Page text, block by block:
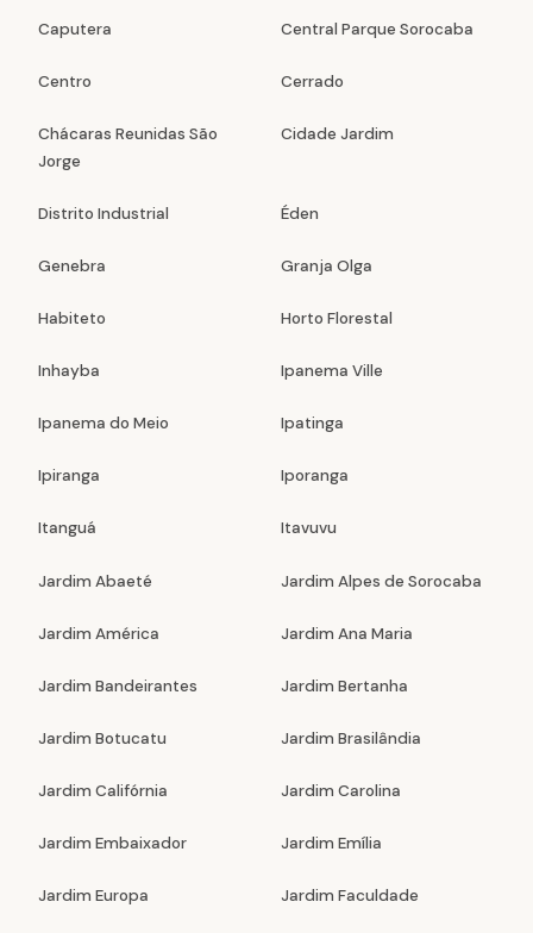
Caputera Central Parque Sorocaba
Centro Cerrado
Chácaras Reunidas São
Jorge
Cidade Jardim
Distrito Industrial Éden
Genebra Granja Olga
Habiteto Horto Florestal
Inhayba Ipanema Ville
Ipanema do Meio Ipatinga
Ipiranga Iporanga
Itanguá Itavuvu
Jardim Abaeté Jardim Alpes de Sorocaba
Jardim América Jardim Ana Maria
Jardim Bandeirantes Jardim Bertanha
Jardim Botucatu Jardim Brasilândia
Jardim Califórnia Jardim Carolina
Jardim Embaixador Jardim Emília
Jardim Europa Jardim Faculdade